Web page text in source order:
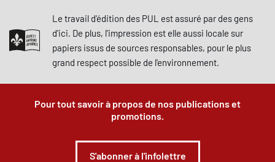
Le travail d'édition des PUL est assuré par des gens
d'ici. De plus, l'impression est elle aussi locale sur
papiers issus de sources responsables, pour le plus
grand respect possible de l'environnement.
Pour tout savoir à propos de nos publications et
promotions.
S'abonner à l'infolettre